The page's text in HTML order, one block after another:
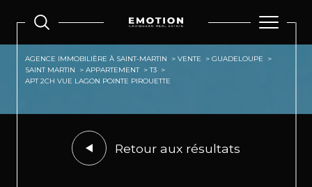
AGENCE IMMOBILIÈRE À SAINT-MARTIN VENTE
GUADELOUPE
SAINT MARTIN
APPARTEMENT
T3
APT 2CH VUE LAGON POINTE PIROUETTE
Retour aux résultats